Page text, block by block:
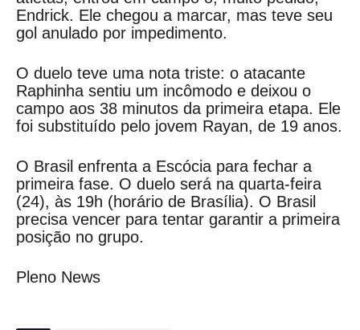
Endrick. Ele chegou a marcar, mas teve seu
gol anulado por impedimento.
O duelo teve uma nota triste: o atacante
Raphinha sentiu um incômodo e deixou o
campo aos 38 minutos da primeira etapa. Ele
foi substituído pelo jovem Rayan, de 19 anos.
O Brasil enfrenta a Escócia para fechar a
primeira fase. O duelo será na quarta-feira
(24), às 19h (horário de Brasília). O Brasil
precisa vencer para tentar garantir a primeira
posição no grupo.
Pleno News